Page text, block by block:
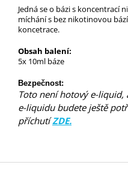
Jedná se o bázi s koncentrací
míchání s bez nikotinovou
koncetrace.
Obsah balení:
5x 10ml báze
Bezpečnost:
Toto není hotový e-liquid,
e-liquidu budete ještě
příchutíZDE.